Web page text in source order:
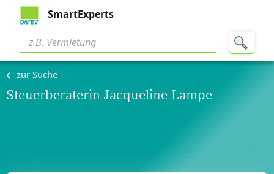
SmartExperts
zur Suche
Steuerberaterin Jacqueline Lampe